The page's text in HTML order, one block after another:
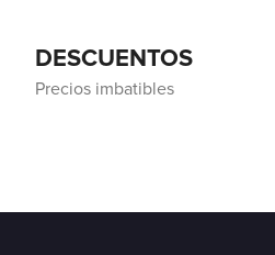
DESCUENTOS
Precios imbatibles